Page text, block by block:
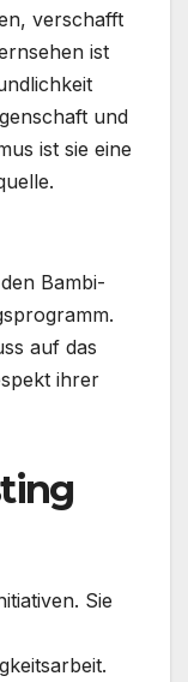
verschafft
ist
und
ist sie eine
Bambi-
auf das
ihrer
Sie